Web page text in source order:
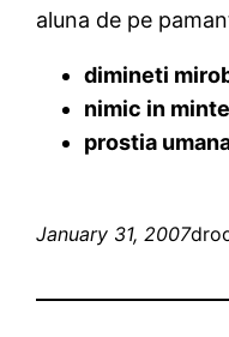
aluna de pe
dimineti
nimic in minte
prostia
January 31, 2007